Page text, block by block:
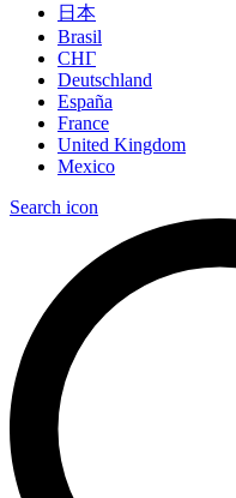
日本
Brasil
СНГ
Deutschland
España
France
United Kingdom
Mexico
Search icon